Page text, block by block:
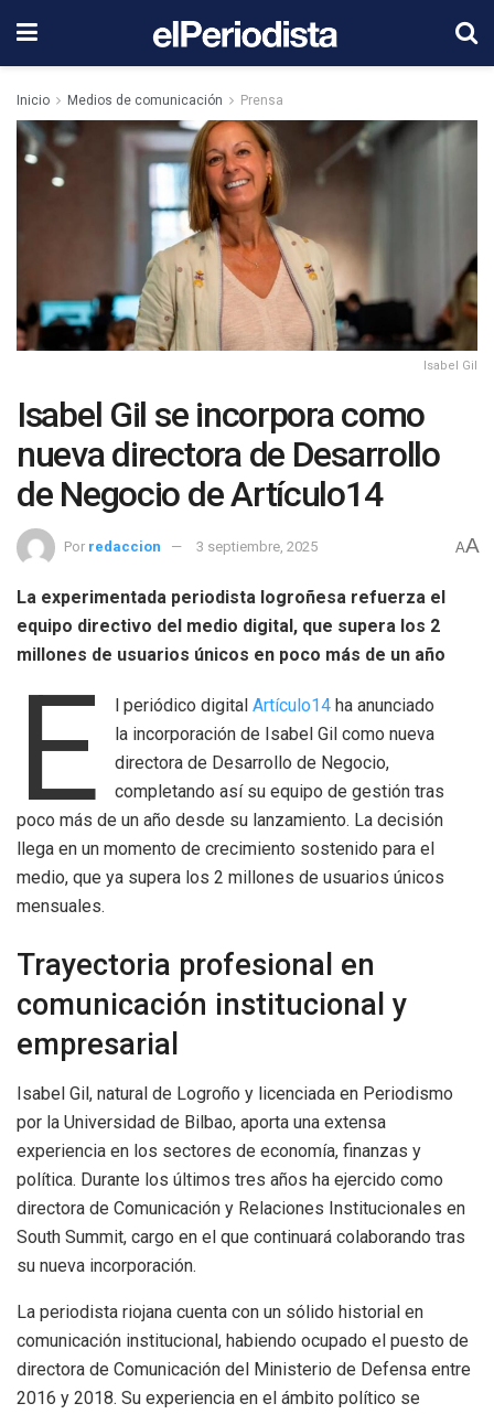
Inicio Medios de comunicación Prensa
Isabel Gil
Isabel Gil se incorpora como
nueva directora de Desarrollo
de Negocio de Artículo14
Por redaccion 3 septiembre, 2025 AA
La experimentada periodista logroñesa refuerza el
equipo directivo del medio digital, que supera los 2
millones de usuarios únicos en poco más de un año
E l periódico digitalArtículo14 ha anunciado
la incorporación de Isabel Gil como nueva
directora de Desarrollo de Negocio,
completando así su equipo de gestión tras
poco más de un año desde su lanzamiento. La decisión
llega en un momento de crecimiento sostenido para el
medio, que ya supera los 2 millones de usuarios únicos
mensuales.
Trayectoria profesional en
comunicación institucional y
empresarial
Isabel Gil, natural de Logroño y licenciada en Periodismo
por la Universidad de Bilbao, aporta una extensa
experiencia en los sectores de economía, finanzas y
política. Durante los últimos tres años ha ejercido como
directora de Comunicación y Relaciones Institucionales en
South Summit, cargo en el que continuará colaborando tras
su nueva incorporación.
La periodista riojana cuenta con un sólido historial en
comunicación institucional, habiendo ocupado el puesto de
directora de Comunicación del Ministerio de Defensa entre
2016 y 2018. Su experiencia en el ámbito político se